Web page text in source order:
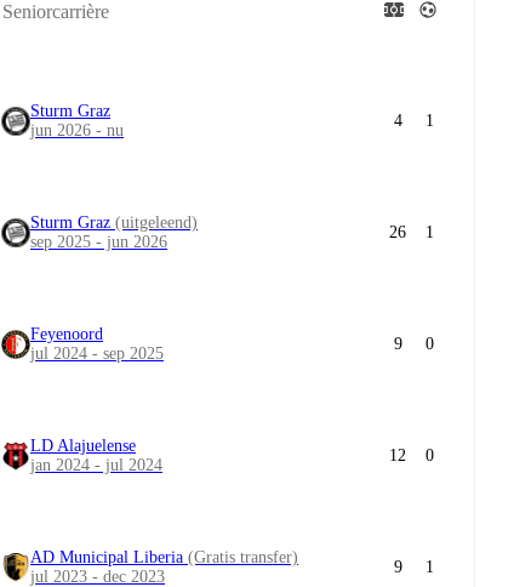
Seniorcarrière
Sturm Graz
jun 2026 - nu
4 1
Sturm Graz (uitgeleend)
sep 2025 - jun 2026
26 1
Feyenoord
jul 2024 - sep 2025
9 0
LD Alajuelense
jan 2024 - jul 2024
12 0
AD Municipal Liberia (Gratis transfer)
jul 2023 - dec 2023
9 1